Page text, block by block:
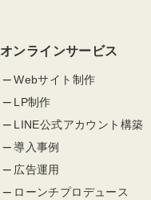
オンラインサービス
Webサイト制作
LP制作
LINE公式アカウント構築
導入事例
広告運用
ローンチプロデュース